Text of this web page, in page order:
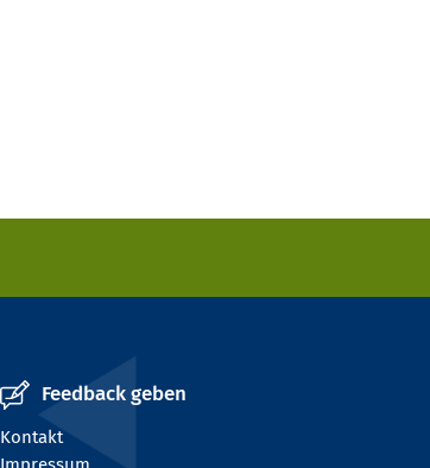
Feedback geben
Kontakt